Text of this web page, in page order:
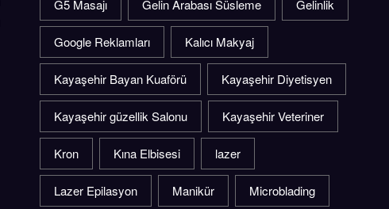
G5 Masajı Gelin Arabası Süsleme Gelinlik
Google Reklamları Kalıcı Makyaj
Kayaşehir Bayan Kuaförü Kayaşehir Diyetisyen
Kayaşehir güzellik Salonu Kayaşehir Veteriner
Kron Kına Elbisesi lazer
Lazer Epilasyon Manikür Microblading